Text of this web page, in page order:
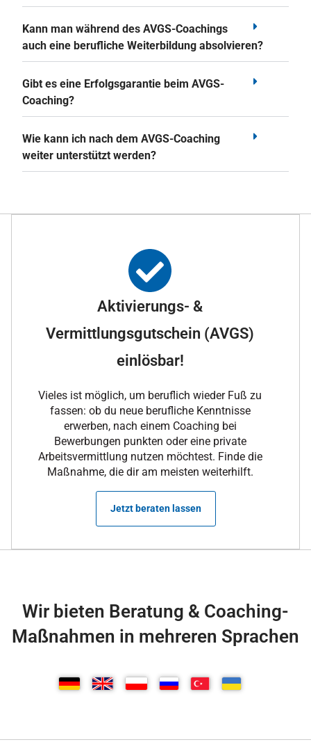
Kann man während des AVGS-Coachings
auch eine berufliche Weiterbildung absolvieren?
Gibt es eine Erfolgsgarantie beim AVGS-
Coaching?
Wie kann ich nach dem AVGS-Coaching
weiter unterstützt werden?
Aktivierungs- &
Vermittlungsgutschein (AVGS)
einlösbar!
Vieles ist möglich, um beruflich wieder Fuß zu
fassen: ob du neue berufliche Kenntnisse
erwerben, nach einem Coaching bei
Bewerbungen punkten oder eine private
Arbeitsvermittlung nutzen möchtest. Finde die
Maßnahme, die dir am meisten weiterhilft.
Jetzt beraten lassen
Wir bieten Beratung & Coaching-
Maßnahmen in mehreren Sprachen